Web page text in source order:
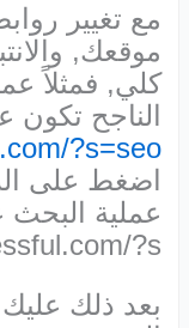
مع تغيير
موقعك,
كلي, فمثلاً
الناجح تكون
?s=seo
اضغط على
?s.
بعد ذلك